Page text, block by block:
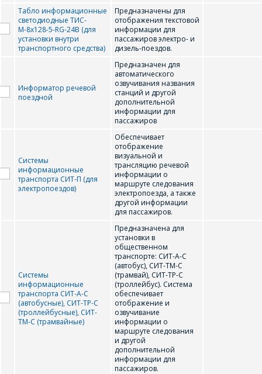
Табло информационные
светодиодные ТИС-
М-8х128-5-RG-24В (для
установки внутри
транспортного средства)
Предназначены для
отображения текстовой
информации для
пассажиров электро- и
дизель-поездов.
Информатор речевой
поездной
Предназначен для
автоматического
озвучивания названия
станций и другой
дополнительной
информации для
пассажиров
Системы
информационные
транспорта СИТ-П (для
электропоездов)
Обеспечивает
отображение
визуальной и
трансляцию речевой
информации о
маршруте следования
электропоезда, а также
другой информации
для пассажиров.
Системы
информационные
транспорта СИТ-А-С
(автобусные), СИТ-ТР-С
(троллейбусные), СИТ-
ТМ-С (трамвайные)
Предназначена для
установки в
общественном
транспорте: СИТ-А-С
(автобус), СИТ-ТМ-С
(трамвай), СИТ-ТР-С
(троллейбус). Система
обеспечивает
отображение и
озвучивание
информации о
маршруте следования
и другой
дополнительной
информации для
пассажиров.